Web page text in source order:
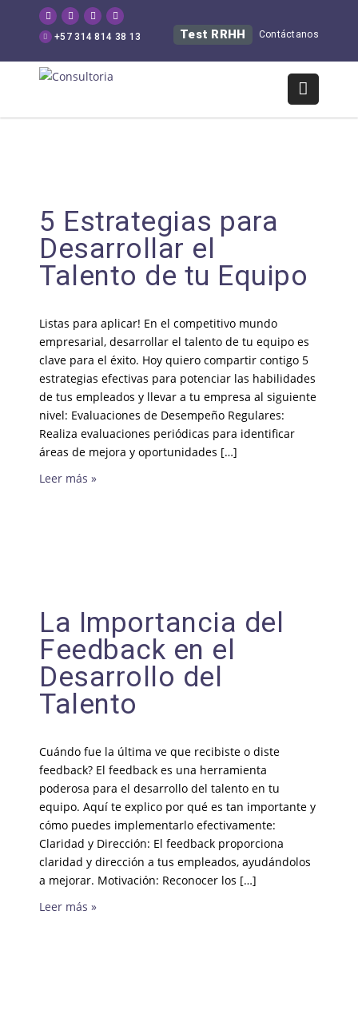
+57 314 814 38 13 Test RRHH Contáctanos
5 Estrategias para
Desarrollar el
Talento de tu Equipo
Listas para aplicar! En el competitivo mundo
empresarial, desarrollar el talento de tu equipo es
clave para el éxito. Hoy quiero compartir contigo 5
estrategias efectivas para potenciar las habilidades
de tus empleados y llevar a tu empresa al siguiente
nivel: Evaluaciones de Desempeño Regulares:
Realiza evaluaciones periódicas para identificar
áreas de mejora y oportunidades […]
Leer más »
La Importancia del
Feedback en el
Desarrollo del
Talento
Cuándo fue la última ve que recibiste o diste
feedback? El feedback es una herramienta
poderosa para el desarrollo del talento en tu
equipo. Aquí te explico por qué es tan importante y
cómo puedes implementarlo efectivamente:
Claridad y Dirección: El feedback proporciona
claridad y dirección a tus empleados, ayudándolos
a mejorar. Motivación: Reconocer los […]
Leer más »